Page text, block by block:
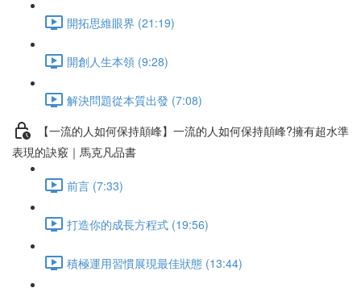
開拓思維眼界 (21:19)
開創人生本領 (9:28)
解決問題從本質出發 (7:08)
【一流的人如何保持顛峰】一流的人如何保持顛峰?擁有超水準
表現的訣竅｜馬克凡品書
前言 (7:33)
打造你的成長方程式 (19:56)
積極運用習慣展現最佳狀態 (13:44)